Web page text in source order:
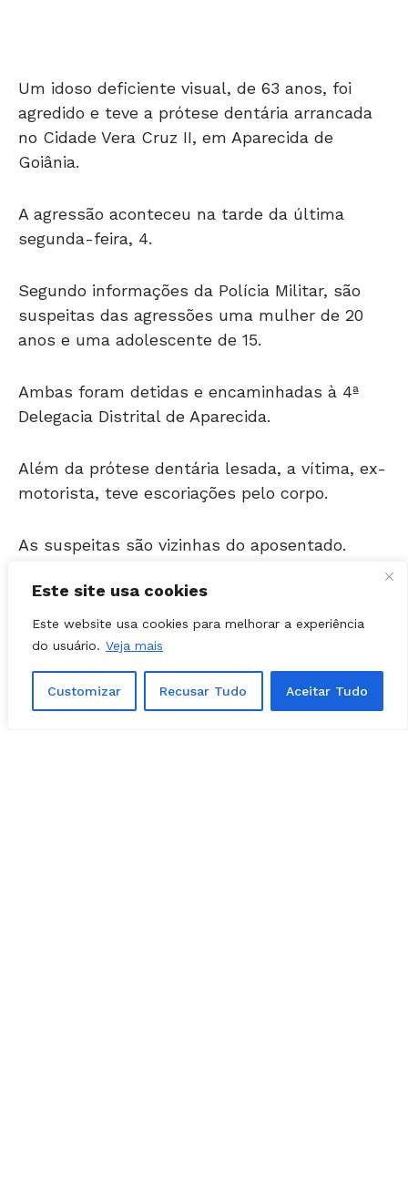
Este site usa cookies
Este website usa cookies para melhorar a experiência
do usuário. Veja mais
Customizar Recusar Tudo Aceitar Tudo
agredido e teve a prótese dentária arrancada
no Cidade Vera Cruz II, em Aparecida de
Goiânia.
segunda-feira, 4.
suspeitas das agressões uma mulher de 20
anos e uma adolescente de 15.
Delegacia Distrital de Aparecida.
motorista, teve escoriações pelo corpo.
entre os vizinhos são frequentes no local.
Mulher tira selfie com feto após aborto e caso
vai parar na Polícia Civil